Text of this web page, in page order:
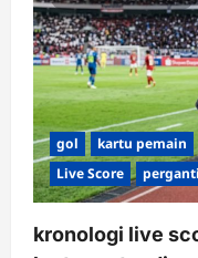
gol kartu pemain
Live Score
kronologi live